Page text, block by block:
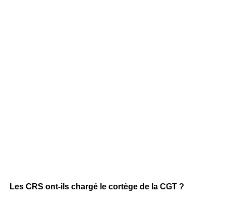
Les CRS ont-ils chargé le cortège de la CGT ?